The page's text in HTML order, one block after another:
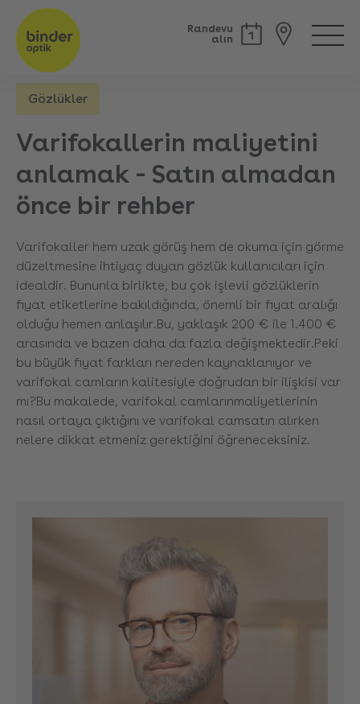
Randevu
alın
Geri
Gözlükler
Varifokallerin maliyetini
anlamak - Satın almadan
önce bir rehber
Varifokaller hem uzak görüş hem de okuma için görme
düzeltmesine ihtiyaç duyan gözlük kullanıcıları için
idealdir. Bununla birlikte, bu çok işlevli gözlüklerin
fiyat etiketlerine bakıldığında, önemli bir fiyat aralığı
olduğu hemen anlaşılır.Bu, yaklaşık 200 € ile 1.400 €
arasında ve bazen daha da fazla değişmektedir.Peki
bu büyük fiyat farkları nereden kaynaklanıyor ve
varifokal camların kalitesiyle doğrudan bir ilişkisi var
mı?Bu makalede, varifokal camlarınmaliyetlerinin
nasıl ortaya çıktığını ve varifokal camsatın alırken
nelere dikkat etmeniz gerektiğini öğreneceksiniz.